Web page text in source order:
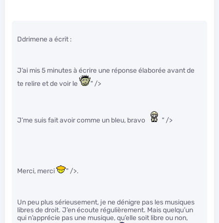
Ddrimene a écrit :
J’ai mis 5 minutes à écrire une réponse élaborée avant de
te relire et de voir le
" />
J’me suis fait avoir comme un bleu, bravo " />
Merci, merci " />.
Un peu plus sérieusement, je ne dénigre pas les musiques
libres de droit. J’en écoute régulièrement. Mais quelqu’un
qui n’apprécie pas une musique, qu’elle soit libre ou non,